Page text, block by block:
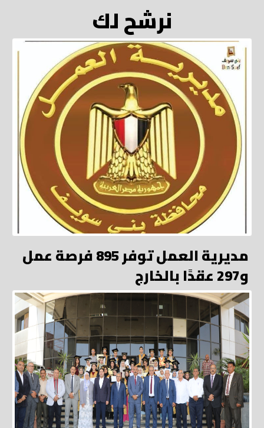
نرشح لك
مديرية العمل توفر 895 فرصة عمل
و297 عقدًا بالخارج